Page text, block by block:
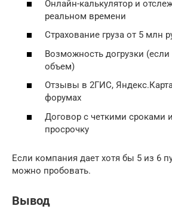
Онлайн-калькулятор и
реальном времени
Страхование груза от 5 млн
Возможность догрузки
объем)
Отзывы в 2ГИС,
форумах
Договор с четкими сроками
просрочку
Если компания дает хотя бы 5 из 6
можно пробовать.
Вывод